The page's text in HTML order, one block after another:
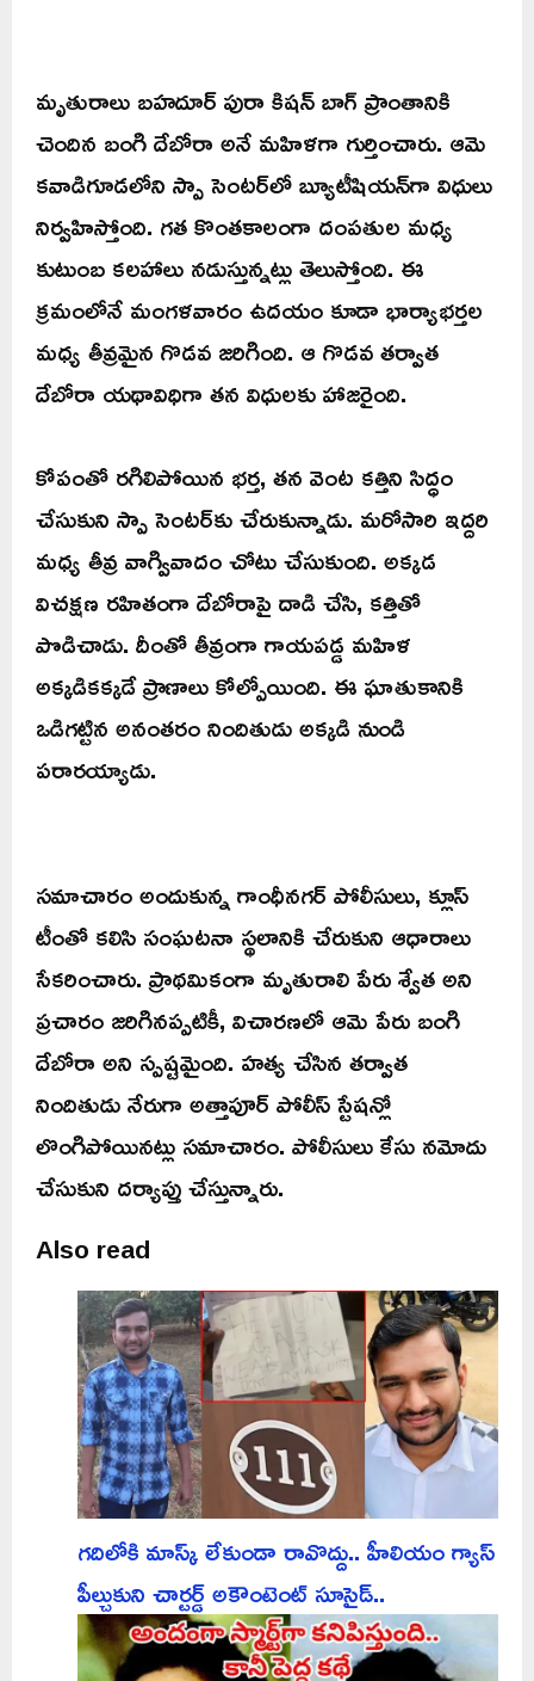
మృతురాలు బహదూర్ పురా కిషన్ బాగ్ ప్రాంతానికి
చెందిన బంగి దేబోరా అనే మహిళగా గుర్తించారు. ఆమె
కవాడిగూడలోని స్పా సెంటర్‌లో బ్యూటీషియన్‌గా విధులు
నిర్వహిస్తోంది. గత కొంతకాలంగా దంపతుల మధ్య
కుటుంబ కలహాలు నడుస్తున్నట్లు తెలుస్తోంది. ఈ
క్రమంలోనే మంగళవారం ఉదయం కూడా భార్యాభర్తల
మధ్య తీవ్రమైన గొడవ జరిగింది. ఆ గొడవ తర్వాత
దేబోరా యథావిధిగా తన విధులకు హాజరైంది.
కోపంతో రగిలిపోయిన భర్త, తన వెంట కత్తిని సిద్ధం
చేసుకుని స్పా సెంటర్‌కు చేరుకున్నాడు. మరోసారి ఇద్దరి
మధ్య తీవ్ర వాగ్వివాదం చోటు చేసుకుంది. అక్కడ
విచక్షణ రహితంగా దేబోరాపై దాడి చేసి, కత్తితో
పొడిచాడు. దీంతో తీవ్రంగా గాయపడ్డ మహిళ
అక్కడికక్కడే ప్రాణాలు కోల్పోయింది. ఈ ఘాతుకానికి
ఒడిగట్టిన అనంతరం నిందితుడు అక్కడి నుండి
పరారయ్యాడు.
సమాచారం అందుకున్న గాంధీనగర్ పోలీసులు, క్లూస్
టీంతో కలిసి సంఘటనా స్థలానికి చేరుకుని ఆధారాలు
సేకరించారు. ప్రాథమికంగా మృతురాలి పేరు శ్వేత అని
ప్రచారం జరిగినప్పటికీ, విచారణలో ఆమె పేరు బంగి
దేబోరా అని స్పష్టమైంది. హత్య చేసిన తర్వాత
నిందితుడు నేరుగా అత్తాపూర్ పోలీస్ స్టేషన్లో
లొంగిపోయినట్లు సమాచారం. పోలీసులు కేసు నమోదు
చేసుకుని దర్యాప్తు చేస్తున్నారు.
Also read
గదిలోకి మాస్క్ లేకుండా రావొద్దు.. హీలియం గ్యాస్
పీల్చుకుని చార్టర్డ్ అకౌంటెంట్ సూసైడ్..